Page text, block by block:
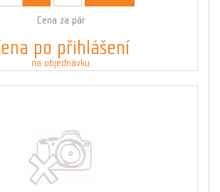
Cena za pár
po přihlášení
na objednávku